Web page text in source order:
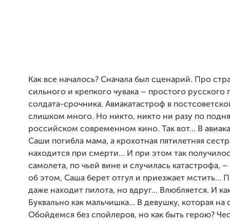
Как все началось? Сначала был сценарий. Про
сильного и крепкого чувака – простого русского
солдата-срочника. Авиакатастроф в
слишком много. Но никто, никто ни разу по
российском современном кино. Так вот… В
Саши погибла мама, а крохотная пятилетняя
находится при смерти… И при этом так
самолета, по чьей вине и случилась катастрофа,
об этом, Саша берет отгул и приезжает мстить…
даже находит пилота, но вдруг… Влюбляется. И
Буквально как мальчишка… В девушку, которая
Обойдемся без спойлеров, но как быть герою?